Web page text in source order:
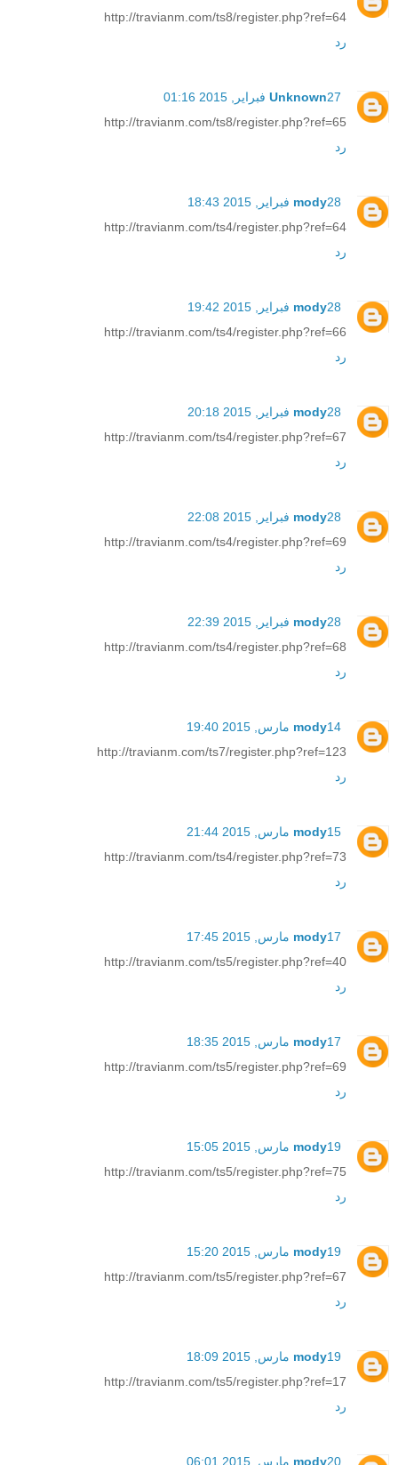
http://travianm.com/ts8/register.php?ref=64
رد
Unknown27 فبراير, 2015 01:16
http://travianm.com/ts8/register.php?ref=65
رد
mody28 فبراير, 2015 18:43
http://travianm.com/ts4/register.php?ref=64
رد
mody28 فبراير, 2015 19:42
http://travianm.com/ts4/register.php?ref=66
رد
mody28 فبراير, 2015 20:18
http://travianm.com/ts4/register.php?ref=67
رد
mody28 فبراير, 2015 22:08
http://travianm.com/ts4/register.php?ref=69
رد
mody28 فبراير, 2015 22:39
http://travianm.com/ts4/register.php?ref=68
رد
mody14 مارس, 2015 19:40
http://travianm.com/ts7/register.php?ref=123
رد
mody15 مارس, 2015 21:44
http://travianm.com/ts4/register.php?ref=73
رد
mody17 مارس, 2015 17:45
http://travianm.com/ts5/register.php?ref=40
رد
mody17 مارس, 2015 18:35
http://travianm.com/ts5/register.php?ref=69
رد
mody19 مارس, 2015 15:05
http://travianm.com/ts5/register.php?ref=75
رد
mody19 مارس, 2015 15:20
http://travianm.com/ts5/register.php?ref=67
رد
mody19 مارس, 2015 18:09
http://travianm.com/ts5/register.php?ref=17
رد
mody20 مارس, 2015 06:01